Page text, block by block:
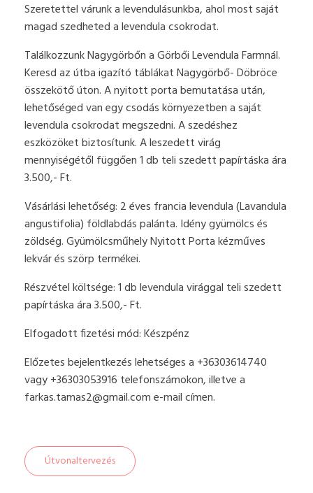
Szeretettel várunk a levendulásunkba, ahol most saját
magad szedheted a levendula csokrodat.
Találkozzunk Nagygörbőn a Görbői Levendula Farmnál.
Keresd az útba igazító táblákat Nagygörbő- Döbröce
összekötő úton. A nyitott porta bemutatása után,
lehetőséged van egy csodás környezetben a saját
levendula csokrodat megszedni. A szedéshez
eszközöket biztosítunk. A leszedett virág
mennyiségétől függően 1 db teli szedett papírtáska ára
3.500,- Ft.
Vásárlási lehetőség: 2 éves francia levendula (Lavandula
angustifolia) földlabdás palánta. Idény gyümölcs és
zöldség. Gyümölcsműhely Nyitott Porta kézműves
lekvár és szörp termékei.
Részvétel költsége: 1 db levendula virággal teli szedett
papírtáska ára 3.500,- Ft.
Elfogadott fizetési mód: Készpénz
Előzetes bejelentkezés lehetséges a +36303614740
vagy +36303053916 telefonszámokon, illetve a
farkas.tamas2@gmail.come-mail címen.
Útvonaltervezés